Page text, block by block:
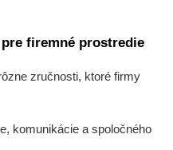
firemné prostredie
zručnosti, ktoré firmy
komunikácie a spoločného